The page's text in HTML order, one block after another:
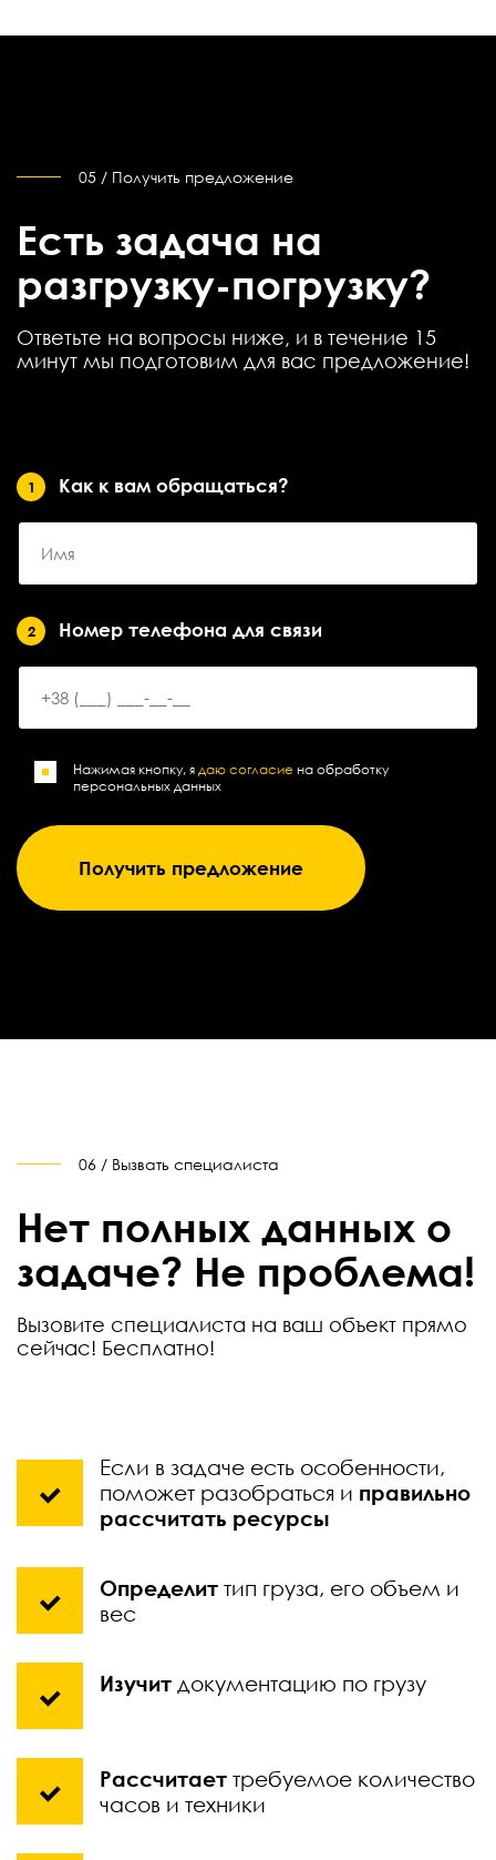
05 / Получить предложение
Есть задача на
разгрузку-погрузку?
Ответьте на вопросы ниже, и в течение 15
минут мы подготовим для вас предложение!
1 Как к вам обращаться?
2 Номер телефона для связи
Нажимая кнопку, я даю согласие на обработку
персональных данных
06 / Вызвать специалиста
Нет полных данных о
задаче? Не проблема!
Вызовите специалиста на ваш объект прямо
сейчас! Бесплатно!
Если в задаче есть особенности,
поможет разобраться и правильно
рассчитать ресурсы
Определит тип груза, его объем и
вес
Изучит документацию по грузу
Рассчитает требуемое количество
часов и техники